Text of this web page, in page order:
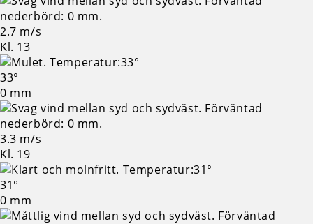
2.7 m/s
Kl. 13
33°
0 mm
3.3 m/s
Kl. 19
31°
0 mm